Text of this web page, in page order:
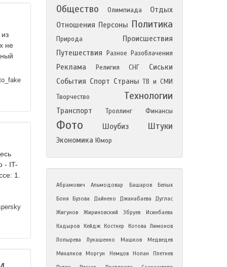
не
- IT-
1.
Общество Олимпиада
Отдых
Отношения Персоны Политика
Природа
Происшествия
Путешествия
Разное Разоблачения
Реклама Религия СНГ
Сиськи
События Спорт Страны ТВ и СМИ
Творчество
Технологии
Транспорт Троллинг Финансы
Фото Шоубиз Штуки
Экономика Юмор
Абрамович Альмодовар Башаров
Белых
Боня
Бузова Дайнеко Джанабаева
Дуглас
Жигунов
Жириновский Збруев
Исинбаева
Кадыров
Кейдж Костнер Котова Лимонов
Лопырева
Лукашенко Машков
Медведев
Михалков
Моргун Немцов Нолан
Плетнев